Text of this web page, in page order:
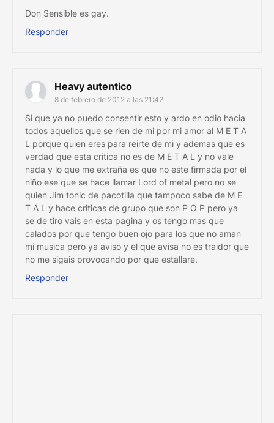
Don Sensible es gay.
Responder
Heavy autentico
8 de febrero de 2012 a las 21:42
Si que ya no puedo consentir esto y ardo en odio hacia
todos aquellos que se rien de mi por mi amor al M E T A
L porque quien eres para reirte de mi y ademas que es
verdad que esta critica no es de M E T A L y no vale
nada y lo que me extraña es que no este firmada por el
niño ese que se hace llamar Lord of metal pero no se
quien Jim tonic de pacotilla que tampoco sabe de M E
T A L y hace criticas de grupo que son P O P pero ya
se de tiro vais en esta pagina y os tengo mas que
calados por que tengo buen ojo para los que no aman
mi musica pero ya aviso y el que avisa no es traidor que
no me sigais provocando por que estallare.
Responder